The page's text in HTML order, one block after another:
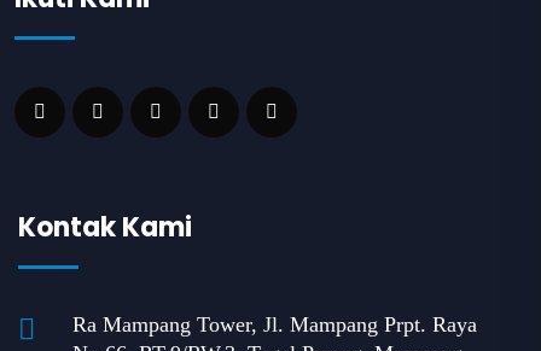
Kontak Kami
Ra Mampang Tower, Jl. Mampang Prpt. Raya